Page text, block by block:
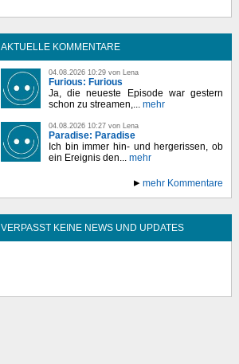
AKTUELLE KOMMENTARE
04.08.2026 10:29 von Lena
Furious: Furious
Ja, die neueste Episode war gestern
schon zu streamen,... mehr
04.08.2026 10:27 von Lena
Paradise: Paradise
Ich bin immer hin- und hergerissen, ob
ein Ereignis den... mehr
mehr Kommentare
VERPASST KEINE NEWS UND UPDATES